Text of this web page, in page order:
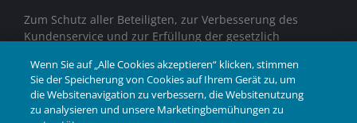
Zum Schutz aller Beteiligten, zur Verbesserung des
Kundenservice und zur Erfüllung der gesetzlich
Telefongespräche aufgezeichnet werden.
Janus Henderson® und alle anderen hierin
verwendeten Marken sind Marken der Janus Henderson
Wenn Sie auf „Alle Cookies akzeptieren“ klicken, stimmen
Sie der Speicherung von Cookies auf Ihrem Gerät zu, um
die Websitenavigation zu verbessern, die Websitenutzung
zu analysieren und unsere Marketingbemühungen zu